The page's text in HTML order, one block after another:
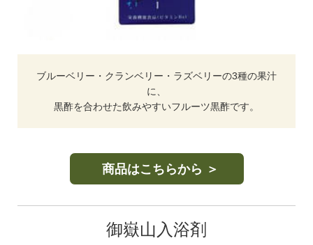
ブルーベリー・クランベリー・ラズベリーの3種の果汁
に、
黒酢を合わせた飲みやすいフルーツ黒酢です。
商品はこちらから ＞
御嶽山入浴剤